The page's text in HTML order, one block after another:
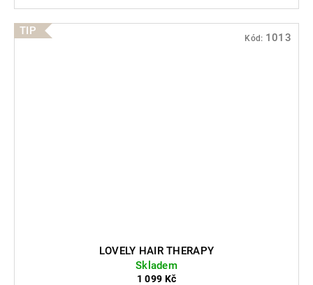
TIP
LOVELY HAIR THERAPY
Skladem
1 099 Kč
Kód: 1013